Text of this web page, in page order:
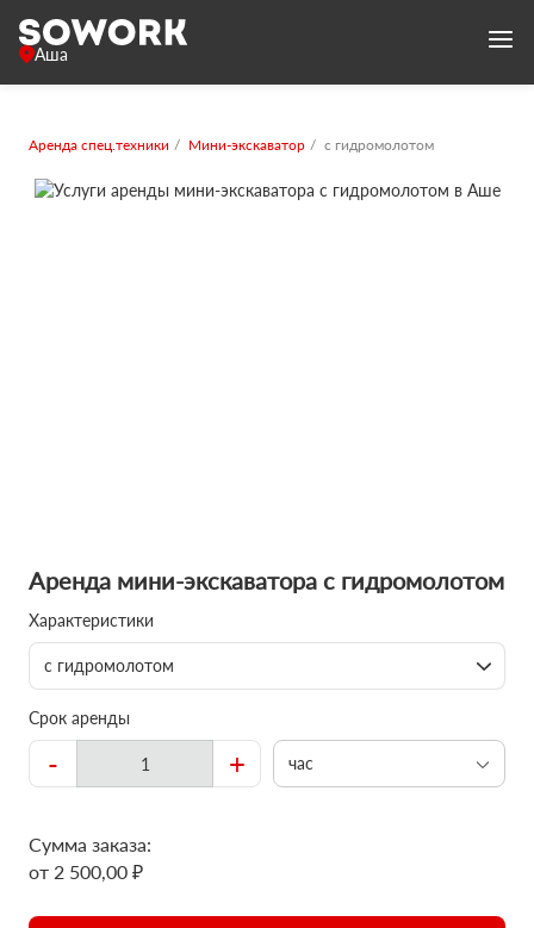
Аша
Аренда спец.техники Мини-экскаватор с гидромолотом
Аренда мини-экскаватора с гидромолотом
Характеристики
с гидромолотом
Срок аренды
- + час
Сумма заказа:
от 2 500,00 ₽